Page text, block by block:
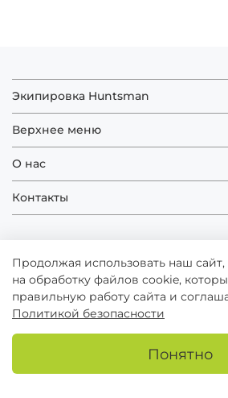
Экипировка Huntsman
Верхнее меню
О нас
Контакты
© Huntsman - зарегистрированный
Продолжая использовать наш сайт,
на обработку файлов cookie,
правильную работу сайта и
Политикой безопасности
Понятно